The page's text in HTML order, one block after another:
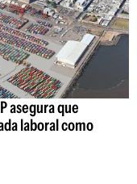
asegura que
laboral como